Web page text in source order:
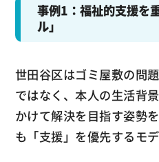
事例1：福祉的支援を
ル」
世田谷区はゴミ屋敷の問
ではなく、本人の生活背
かけて解決を目指す姿勢
も「支援」を優先するモデ